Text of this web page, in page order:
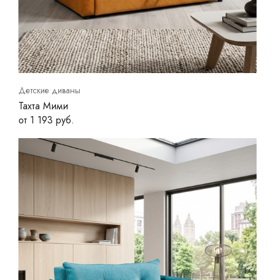
Детские диваны
Тахта Мими
от 1 193 руб.